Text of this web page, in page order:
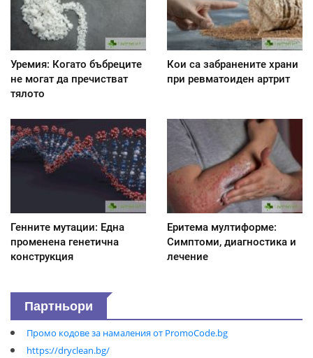
Уремия: Когато бъбреците
не могат да пречистват
тялото
Кои са забранените храни
при ревматоиден артрит
Генните мутации: Една
променена генетична
конструкция
Еритема мултиформе:
Симптоми, диагностика и
лечение
Партньори
Промо кодове за намаления от PromoCode.bg
https://dryclean.bg/